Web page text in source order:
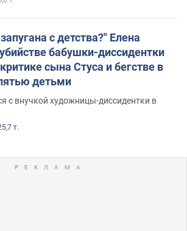
с детства?" Елена
бабушки-диссидентки
сына Стуса и бегстве в
детьми
с внучкой художницы-диссидентки в
т.